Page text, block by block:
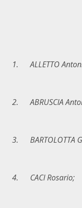
1. ALLETTO
2. ABRUSCIA
3. BARTOLOTTA
4. CACI Rosario;